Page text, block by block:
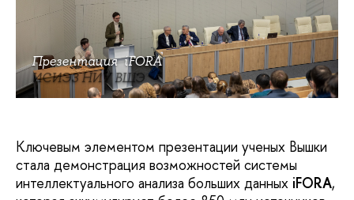
Презентация iFORA
ИСИЭЗ НИУ ВШЭ
Ключевым элементом презентации ученых Вышки
стала демонстрация возможностей системы
интеллектуального анализа больших данных iFORA,